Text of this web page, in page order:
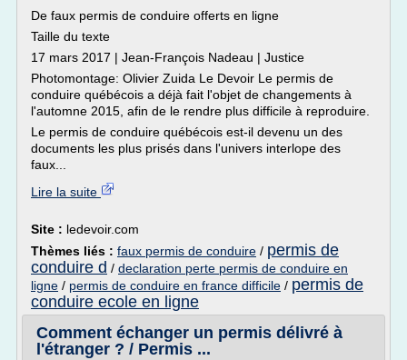
De faux permis de conduire offerts en ligne
Taille du texte
17 mars 2017 | Jean-François Nadeau | Justice
Photomontage: Olivier Zuida Le Devoir Le permis de
conduire québécois a déjà fait l'objet de changements à
l'automne 2015, afin de le rendre plus difficile à reproduire.
Le permis de conduire québécois est-il devenu un des
documents les plus prisés dans l'univers interlope des
faux...
Lire la suite
Site : ledevoir.com
Thèmes liés : faux permis de conduire / permis de
conduire d / declaration perte permis de conduire en
ligne / permis de conduire en france difficile / permis de
conduire ecole en ligne
Comment échanger un permis délivré à
l'étranger ? / Permis ...